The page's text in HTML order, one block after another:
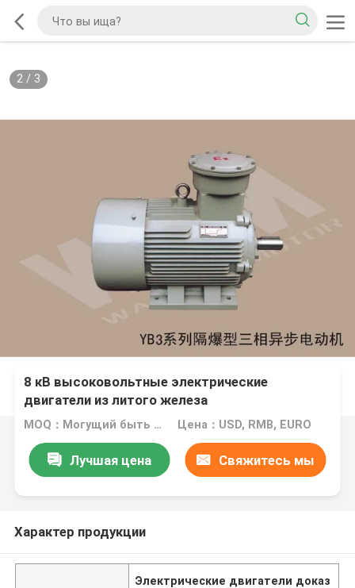
2/ 3
8 кВ высоковольтные электрические
двигатели из литого железа
MOQ：Могущий быть предметом переговоров Цена：USD, RMB, EURO
Лучшая цена Свяжитесь мы
Характер продукции
Электрические двигатели доказ